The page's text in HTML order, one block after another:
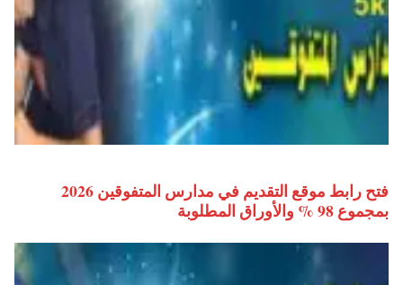
فتح رابط موقع التقديم في مدارس المتفوقين 2026
بمجموع 98 % والأوراق المطلوبة